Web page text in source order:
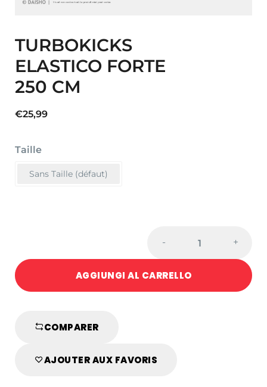
TURBOKICKS
ELASTICO FORTE
250 CM
€25,99
Taille
Sans Taille (défaut)
FORTE
250
CM
- +
AGGIUNGI AL CARRELLO
COMPARER
AJOUTER AUX FAVORIS